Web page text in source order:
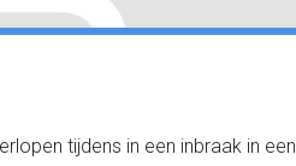
tijdens in een inbraak in